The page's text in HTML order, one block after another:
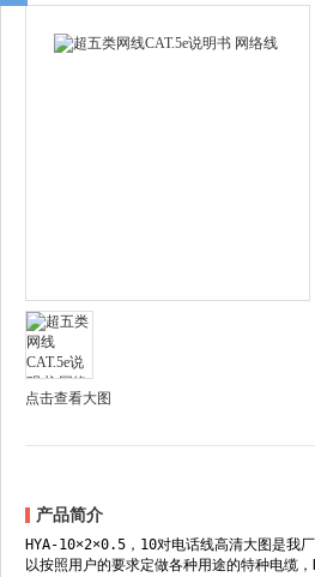
点击查看大图
产品简介
HYA-10×2×0.5，10对电话线高清大图是我
以按照用户的要求定做各种用途的特种电缆